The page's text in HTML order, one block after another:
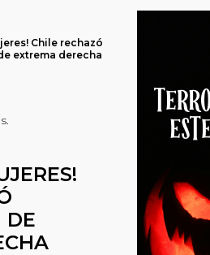
Chile rechazó
extrema derecha
DE